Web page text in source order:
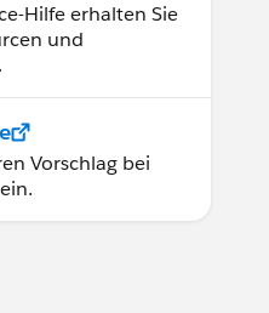
Hilfe erhalten Sie
und
Vorschlag bei